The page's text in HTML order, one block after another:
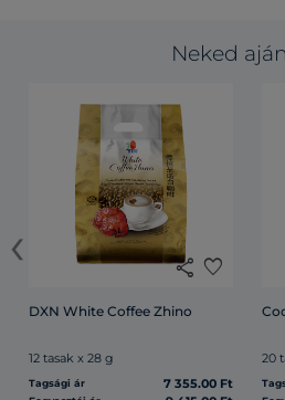
Neked
share favorite
DXN White Coffee Zhino
12 tasak x 28 g
Tagsági ár 7 355.00 Ft
20
‹